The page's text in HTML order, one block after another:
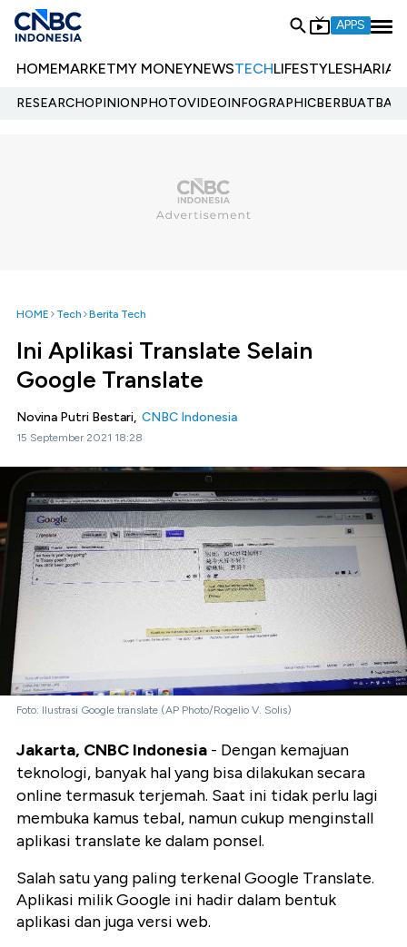
APPS
HOMEMARKETMY MONEYNEWSTECHLIFESTYLESHARIA
RESEARCHOPINIONPHOTOVIDEOINFOGRAPHIC
HOME Tech Berita Tech
Ini Aplikasi Translate Selain
Google Translate
Novina Putri Bestari, CNBC Indonesia
15 September 2021 18:28
Foto: Ilustrasi Google translate (AP Photo/Rogelio V. Solis)
Jakarta, CNBC Indonesia - Dengan kemajuan
teknologi, banyak hal yang bisa dilakukan secara
online termasuk terjemah. Saat ini tidak perlu lagi
membuka kamus tebal, namun cukup menginstall
aplikasi translate ke dalam ponsel.
Salah satu yang paling terkenal Google Translate.
Aplikasi milik Google ini hadir dalam bentuk
aplikasi dan juga versi web.